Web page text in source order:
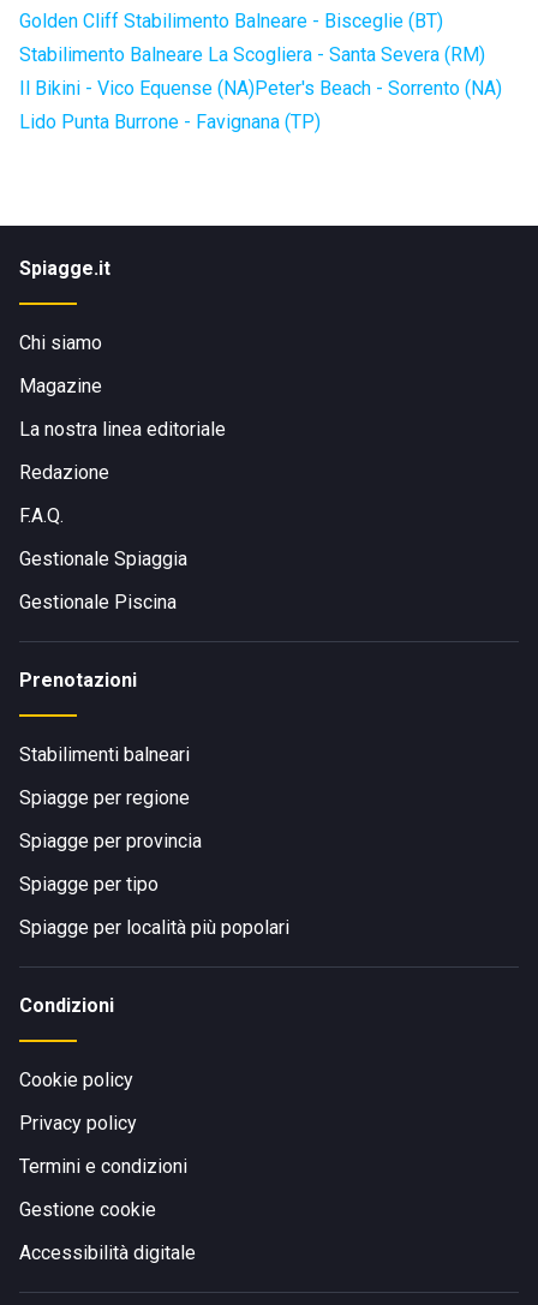
Golden Cliff Stabilimento Balneare - Bisceglie (BT)
Stabilimento Balneare La Scogliera - Santa Severa (RM)
Il Bikini - Vico Equense (NA)Peter's Beach - Sorrento (NA)
Lido Punta Burrone - Favignana (TP)
Spiagge.it
Chi siamo
Magazine
La nostra linea editoriale
Redazione
F.A.Q.
Gestionale Spiaggia
Gestionale Piscina
Prenotazioni
Stabilimenti balneari
Spiagge per regione
Spiagge per provincia
Spiagge per tipo
Spiagge per località più popolari
Condizioni
Cookie policy
Privacy policy
Termini e condizioni
Gestione cookie
Accessibilità digitale